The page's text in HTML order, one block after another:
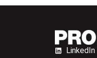
LinkedIn